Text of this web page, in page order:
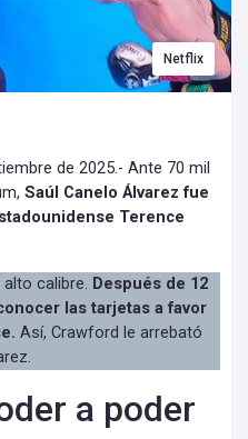
Netflix
de 2025.- Ante 70 mil
Saúl Canelo Álvarez fue
Terence
alto calibre. Después de 12
las tarjetas a favor
Así, Crawford le arrebató
a poder